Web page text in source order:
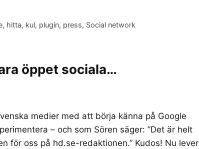
, hitta, kul, plugin, press, Social network
öppet sociala…
medier med att börja känna på Google
– och som Sören säger: ”Det är helt
för oss på hd.se-redaktionen.” Kudos! Nu lever